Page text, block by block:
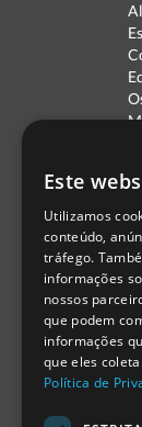
Este
Utilizamos
conteúdo,
tráfego.
informações
nossos
que podem
informações
que eles
Política de